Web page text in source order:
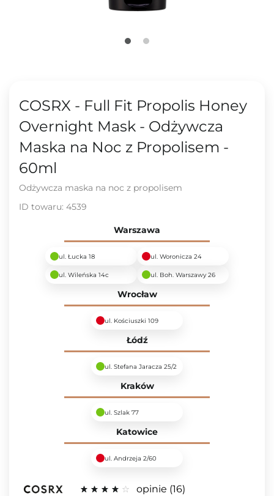
COSRX - Full Fit Propolis Honey
Overnight Mask - Odżywcza
Maska na Noc z Propolisem -
60ml
Odżywcza maska na noc z propolisem
ID towaru: 4539
Warszawa
ul. Łucka 18 ul. Woronicza 24
ul. Wileńska 14c ul. Boh. Warszawy 26
Wrocław
ul. Kościuszki 109
Łódź
ul. Stefana Jaracza 25/2
Kraków
ul. Szlak 77
Katowice
ul. Andrzeja 2/60
opinie 16